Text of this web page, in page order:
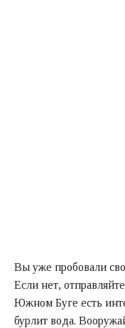
Вы уже пробовали
Если нет,
Южном Буге есть
бурлит вода.